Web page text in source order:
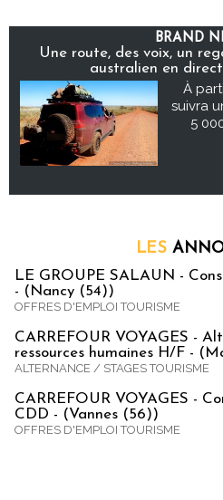
BRAND
Une route, des voix, un
australien en
À
suivra
5
LES
LE GROUPE SALAUN -
- (Nancy (54))
OFFRES D'EMPLOI TOURISME
CARREFOUR VOYAGES -
ressources humaines H/F -
ALTERNANCE / STAGES TOURISME
CARREFOUR VOYAGES -
CDD - (Vannes (56))
OFFRES D'EMPLOI TOURISME